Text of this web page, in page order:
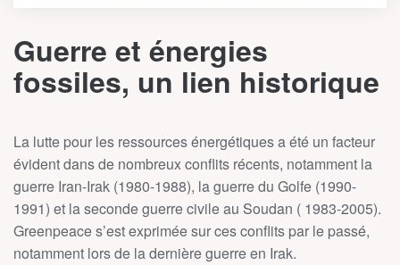
Guerre et énergies
fossiles, un lien historique
La lutte pour les ressources énergétiques a été un facteur
évident dans de nombreux conflits récents, notamment la
guerre Iran-Irak (1980-1988), la guerre du Golfe (1990-
1991) et la seconde guerre civile au Soudan ( 1983-2005).
Greenpeace s’est exprimée sur ces conflits par le passé,
notamment lors de la dernière guerre en Irak.